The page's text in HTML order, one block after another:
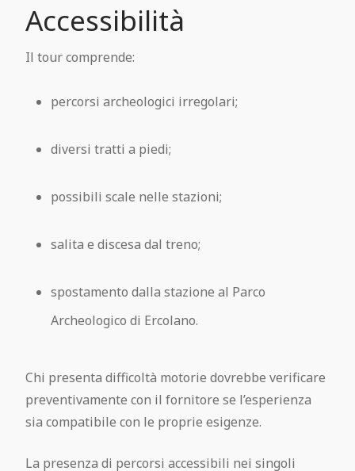
Accessibilità
Il tour comprende:
percorsi archeologici irregolari;
diversi tratti a piedi;
possibili scale nelle stazioni;
salita e discesa dal treno;
spostamento dalla stazione al Parco
Archeologico di Ercolano.
Chi presenta difficoltà motorie dovrebbe verificare
preventivamente con il fornitore se l’esperienza
sia compatibile con le proprie esigenze.
La presenza di percorsi accessibili nei singoli